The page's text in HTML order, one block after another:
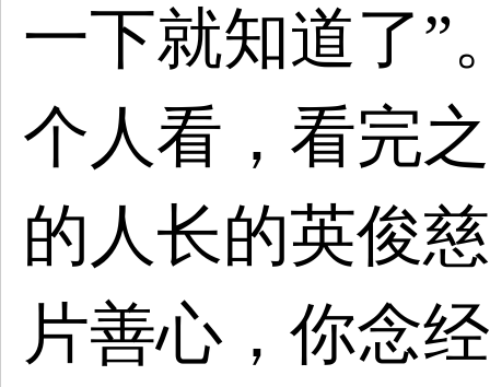
一下就知道了”
个人看，看完
的人长的英俊
片善心，你念